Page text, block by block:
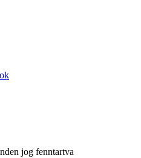
jog fenntartva